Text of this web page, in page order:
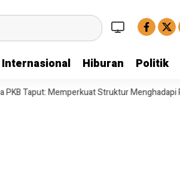
Internasional Hiburan Politik
Struktur Menghadapi Pemilu Legislatif